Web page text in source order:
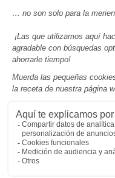
Los camping con
Camping Barcelona
Camping Murcia
Camping Costa
Preguntas más
Aviso legal
Notas legales
Condiciones generales